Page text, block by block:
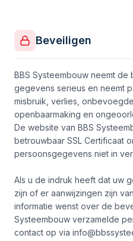
Beveiligen
BBS Systeembouw neemt de
gegevens serieus en neemt
misbruik, verlies,
openbaarmaking en
De website van BBS
betrouwbaar SSL Certificaat
persoonsgegevens niet in
Als u de indruk heeft dat uw
zijn of er aanwijzingen zijn
informatie wenst over de
Systeembouw verzamelde
contact op via